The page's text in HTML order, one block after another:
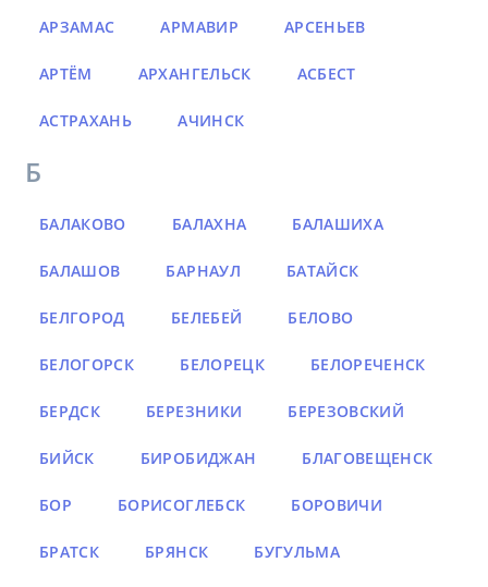
АРЗАМАС АРМАВИР АРСЕНЬЕВ
АРТЁМ АРХАНГЕЛЬСК АСБЕСТ
АСТРАХАНЬ АЧИНСК
Б
БАЛАКОВО БАЛАХНА БАЛАШИХА
БАЛАШОВ БАРНАУЛ БАТАЙСК
БЕЛГОРОД БЕЛЕБЕЙ БЕЛОВО
БЕЛОГОРСК БЕЛОРЕЦК БЕЛОРЕЧЕНСК
БЕРДСК БЕРЕЗНИКИ БЕРЕЗОВСКИЙ
БИЙСК БИРОБИДЖАН БЛАГОВЕЩЕНСК
БОР БОРИСОГЛЕБСК БОРОВИЧИ
БРАТСК БРЯНСК БУГУЛЬМА